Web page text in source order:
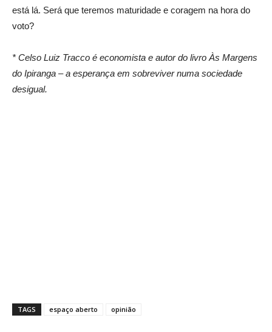
está lá. Será que teremos maturidade e coragem na hora do
voto?
* Celso Luiz Tracco é economista e autor do livro Às Margens
do Ipiranga – a esperança em sobreviver numa sociedade
desigual.
TAGS espaço aberto opinião